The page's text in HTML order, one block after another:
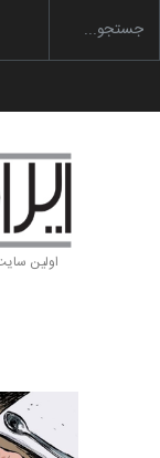
گزارش
اولین